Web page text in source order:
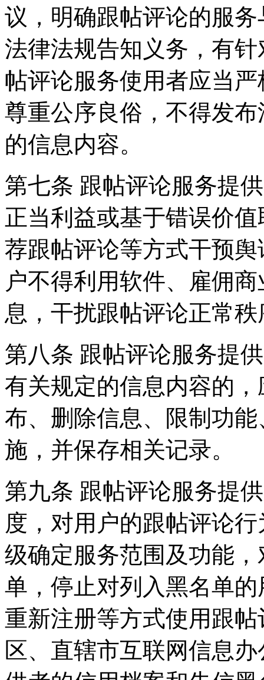
议，明确跟帖评论的服
法律法规告知义务，有
帖评论服务使用者应当
尊重公序良俗，不得发
的信息内容。
第七条 跟帖评论服务提
正当利益或基于错误价
荐跟帖评论等方式干预
户不得利用软件、雇佣
息，干扰跟帖评论正常
第八条 跟帖评论服务提
有关规定的信息内容的
布、删除信息、限制功
施，并保存相关记录。
第九条 跟帖评论服务提
度，对用户的跟帖评论
级确定服务范围及功能
单，停止对列入黑名单
重新注册等方式使用跟
区、直辖市互联网信息